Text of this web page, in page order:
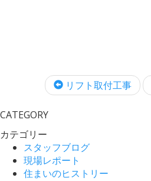
リフト取付工事
CATEGORY
カテゴリー
スタッフブログ
現場レポート
住まいのヒストリー